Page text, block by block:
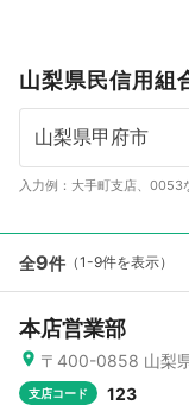
山梨県民信用組
入力例：大手町支店、0053
全9件 （1-9件を表示）
本店営業部
〒400-0858 山梨
支店コード 123